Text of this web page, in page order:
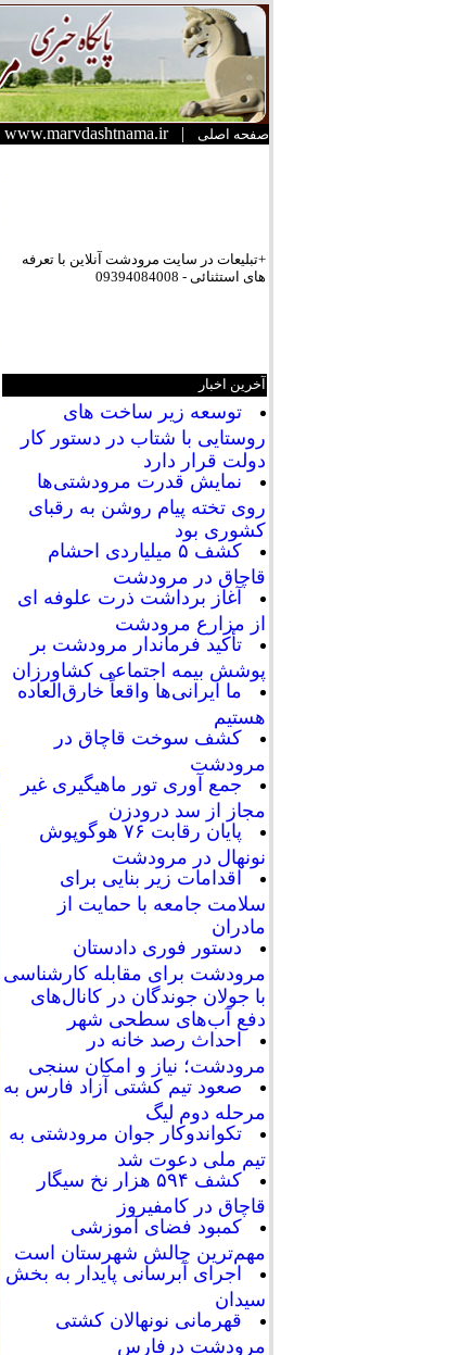
صفحه اصلی |
www.marvdashtnama.ir
+تبلیعات در سایت مرودشت آنلاین با تعرفه
های استثنائی - 09394084008
آخرین اخبار
توسعه زیر ساخت های
روستایی با شتاب در دستور کار
دولت قرار دارد
نمایش قدرت مرودشتی‌ها
روی تخته پیام روشن به رقبای
کشوری بود
کشف ۵ میلیاردی احشام
قاچاق در مرودشت
آغاز برداشت ذرت علوفه ای
از مزارع مرودشت
تأکید فرماندار مرودشت بر
پوشش بیمه اجتماعی کشاورزان
ما ایرانی‌ها واقعاً خارق‌العاده
هستیم
کشف سوخت قاچاق در
مرودشت
جمع آوری تور ماهیگیری غیر
مجاز از سد درودزن
پایان رقابت‌ ۷۶ هوگوپوش
نونهال در مرودشت
اقدامات زیر بنایی برای
سلامت جامعه با حمایت از
مادران
دستور فوری دادستان
مرودشت برای مقابله کارشناسی
با جولان جوندگان در کانال‌های
دفع آب‌های سطحی شهر
احداث رصد خانه در
مرودشت؛ نیاز و امکان سنجی
صعود تیم کشتی آزاد فارس به
مرحله دوم لیگ
تکواندوکار جوان مرودشتی به
تیم ملی دعوت شد
کشف ۵۹۴ هزار نخ سیگار
قاچاق در کامفیروز
کمبود فضای آموزشی
مهم‌ترین چالش شهرستان است
اجرای آبرسانی پایدار به بخش
سیدان
قهرمانی نونهالان کشتی
مرودشت درفارس